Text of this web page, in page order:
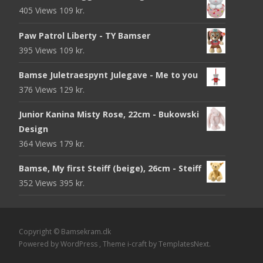
405 Views 109 kr.
Paw Patrol Liberty - TY Bamser
395 Views 109 kr.
Bamse Juletraespynt Julegave - Me to you
376 Views 129 kr.
Junior Kanina Misty Rose, 22cm - Bukowski
Design
364 Views 179 kr.
Bamse, My first Steiff (beige), 26cm - Steiff
352 Views 395 kr.
Copyright © Bamsekram.dk
Powered by WordPress , Theme i-craft by TemplatesNext.